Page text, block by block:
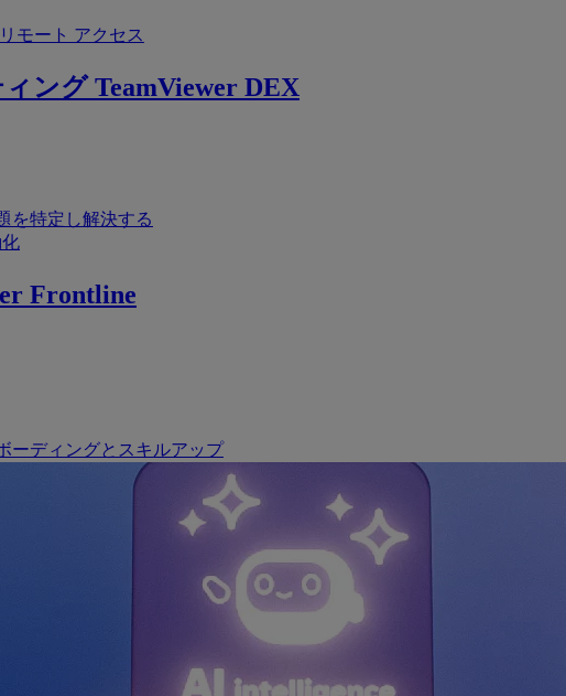
モート アクセス
ング TeamViewer DEX
を特定し解決する
Frontline
ーディングとスキルアップ